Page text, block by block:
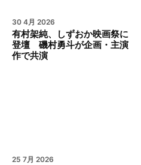
30 4月 2026
有村架純、しずおか映画祭に
登壇 磯村勇斗が企画・主演
作で共演
25 7月 2026